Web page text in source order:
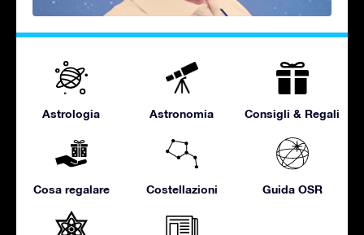
Astrologia Astronomia Consigli & Regali
Cosa regalare Costellazioni Guida OSR